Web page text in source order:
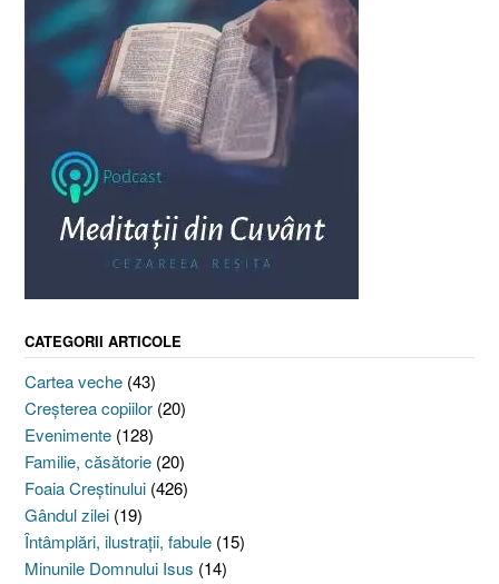
CATEGORII ARTICOLE
Cartea veche (43)
Creşterea copiilor (20)
Evenimente (128)
Familie, căsătorie (20)
Foaia Creştinului (426)
Gândul zilei (19)
Întâmplări, ilustraţii, fabule (15)
Minunile Domnului Isus (14)